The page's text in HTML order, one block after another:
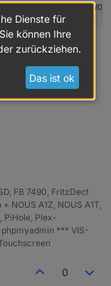
Linux 12
rpi-v8
0
Dachte Wayland
FB 7490, FritzDect
NOUS A1Z, NOUS A1T,
PiHole, Plex-
*** VIS-
0
Dienste für
können Ihre
zurückziehen.
Das ist ok